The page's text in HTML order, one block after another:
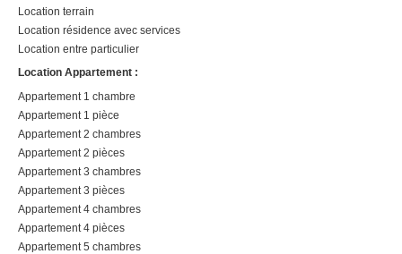
Location terrain
Location résidence avec services
Location entre particulier
Location Appartement :
Appartement 1 chambre
Appartement 1 pièce
Appartement 2 chambres
Appartement 2 pièces
Appartement 3 chambres
Appartement 3 pièces
Appartement 4 chambres
Appartement 4 pièces
Appartement 5 chambres